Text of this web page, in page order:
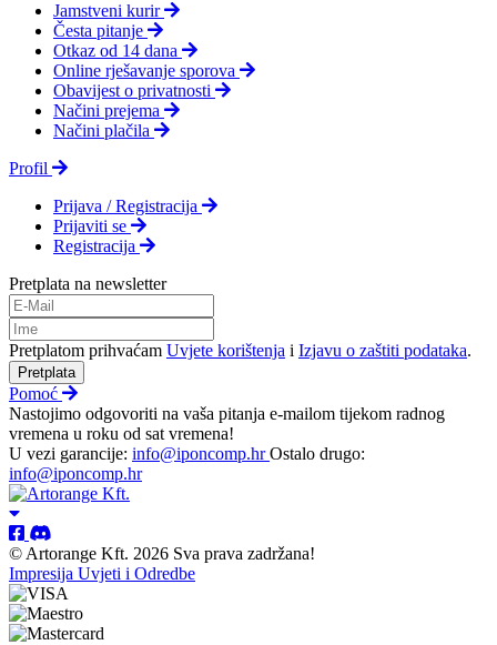
Jamstveni kurir
Česta pitanje
Otkaz od 14 dana
Online rješavanje sporova
Obavijest o privatnosti
Načini prejema
Načini plačila
Profil
Prijava / Registracija
Prijaviti se
Registracija
Pretplata na newsletter
Pretplatom prihvaćam Uvjete korištenja i Izjavu o zaštiti podataka.
Pretplata
Pomoć
Nastojimo odgovoriti na vaša pitanja e-mailom tijekom radnog
vremena u roku od sat vremena!
U vezi garancije: info@iponcomp.hrOstalo drugo:
info@iponcomp.hr
© Artorange Kft. 2026 Sva prava zadržana!
Impresija Uvjeti i Odredbe